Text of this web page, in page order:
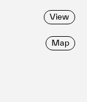
View
Map